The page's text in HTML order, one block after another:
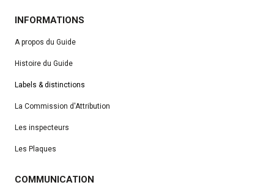
INFORMATIONS
A propos du Guide
Histoire du Guide
Labels & distinctions
La Commission d'Attribution
Les inspecteurs
Les Plaques
COMMUNICATION